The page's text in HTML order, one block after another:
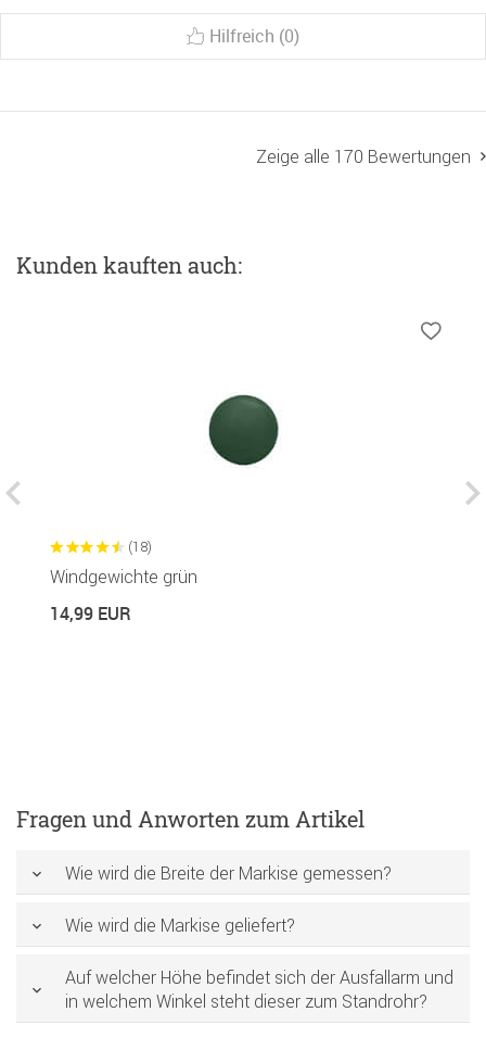
Hilfreich (0)
Zeige alle 170 Bewertungen
Kunden kauften auch:
(18)
Windgewichte grün
14,99 EUR
Fragen und Anworten zum Artikel
Wie wird die Breite der Markise gemessen?
Wie wird die Markise geliefert?
Auf welcher Höhe befindet sich der Ausfallarm und
in welchem Winkel steht dieser zum Standrohr?